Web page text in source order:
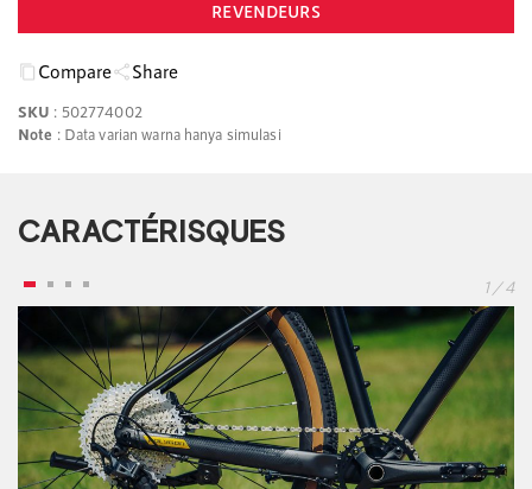
REVENDEURS
Compare Share
SKU : 502774002
Note : Data varian warna hanya simulasi
CARACTÉRISQUES
1 / 4